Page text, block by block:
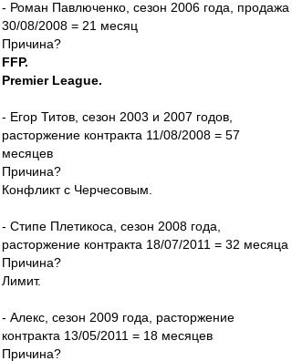
- Роман Павлюченко, сезон 2006 года, продажа
30/08/2008 = 21 месяц
Причина?
FFP.
Premier League.
- Егор Титов, сезон 2003 и 2007 годов,
расторжение контракта 11/08/2008 = 57
месяцев
Причина?
Конфликт с Черчесовым.
- Стипе Плетикоса, сезон 2008 года,
расторжение контракта 18/07/2011 = 32 месяца
Причина?
Лимит.
- Алекс, сезон 2009 года, расторжение
контракта 13/05/2011 = 18 месяцев
Причина?